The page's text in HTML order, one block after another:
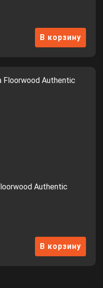
В корзину
Authentic
В корзину